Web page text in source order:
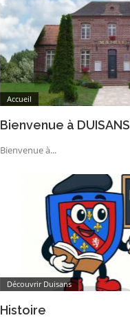
Accueil
Bienvenue à DUISANS
Bienvenue à...
Découvrir Duisans
Histoire